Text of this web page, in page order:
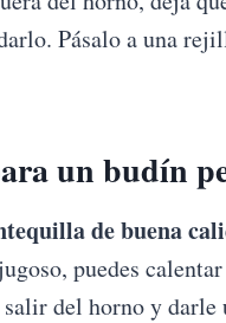
Pásalo a una
un budín
de buena
puedes
del horno y